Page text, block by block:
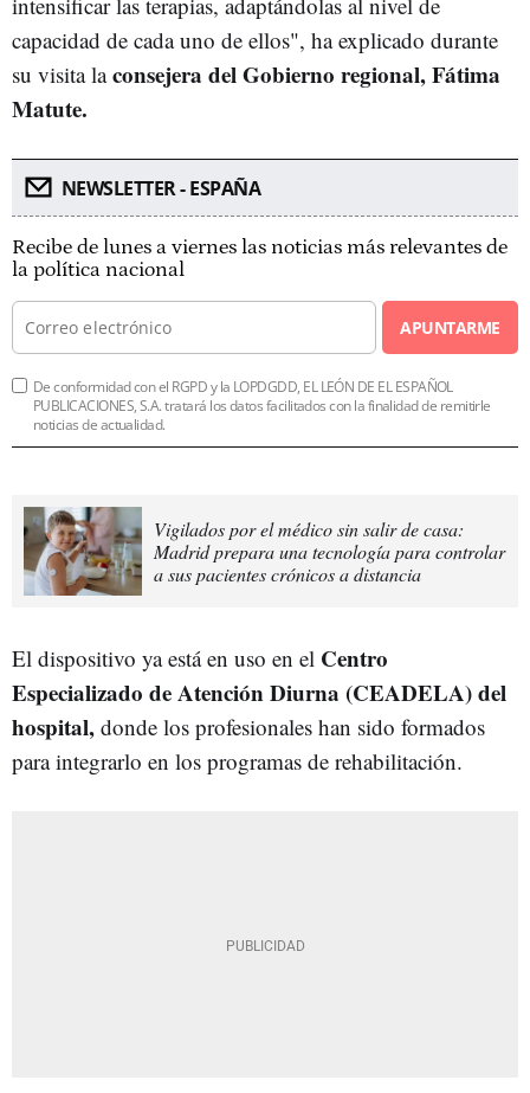
capacidad de cada uno de ellos", ha explicado durante
su visita laconsejera del Gobierno regional, Fátima
Matute.
NEWSLETTER - ESPAÑA
Recibe de lunes a viernes las noticias más relevantes de
la política nacional
APUNTARME
De conformidad con el RGPD y la LOPDGDD, EL LEÓN DE EL ESPAÑOL
PUBLICACIONES, S.A. tratará los datos facilitados con la finalidad de remitirle
noticias de actualidad.
Vigilados por el médico sin salir de casa:
Madrid prepara una tecnología para controlar
a sus pacientes crónicos a distancia
El dispositivo ya está en uso en el Centro
Especializado de Atención Diurna (CEADELA) del
hospital, donde los profesionales han sido formados
para integrarlo en los programas de rehabilitación.